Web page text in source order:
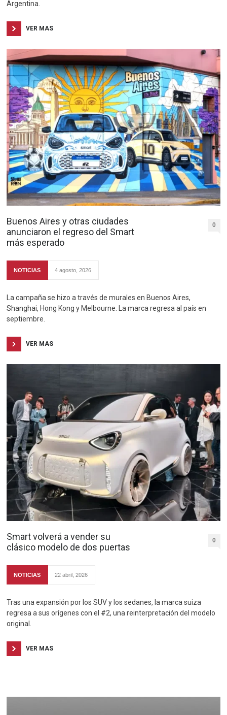
Argentina.
VER MAS
Buenos Aires y otras ciudades
anunciaron el regreso del Smart
más esperado
0
NOTICIAS 4 agosto, 2026
La campaña se hizo a través de murales en Buenos Aires,
Shanghai, Hong Kong y Melbourne. La marca regresa al país en
septiembre.
VER MAS
Smart volverá a vender su
clásico modelo de dos puertas
0
NOTICIAS 22 abril, 2026
Tras una expansión por los SUV y los sedanes, la marca suiza
regresa a sus orígenes con el #2, una reinterpretación del modelo
original.
VER MAS